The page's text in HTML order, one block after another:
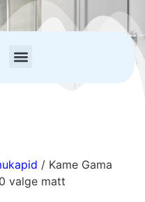
/ Kame Gama
valge matt